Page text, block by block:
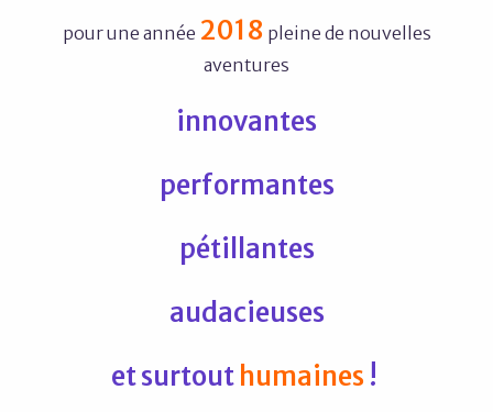
pour une année 2018 pleine de nouvelles
aventures
innovantes
performantes
pétillantes
audacieuses
et surtout humaines !